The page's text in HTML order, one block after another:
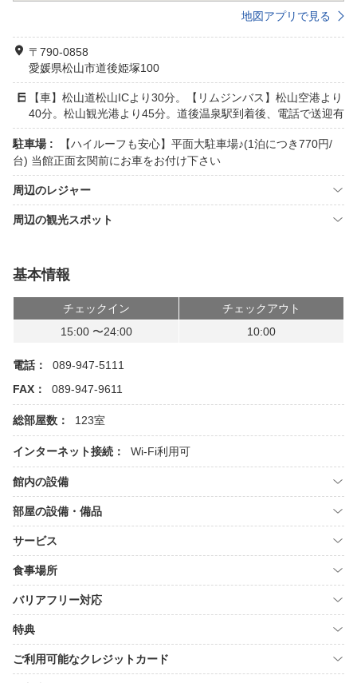
地図アプリで見る
〒790-0858
愛媛県松山市道後姫塚100
【車】松山道松山ICより30分。【リムジンバス】松山空港より
40分。松山観光港より45分。道後温泉駅到着後、電話で送迎有
駐車場 :
【ハイルーフも安心】平面大駐車場♪(1泊につき770円/
台) 当館正面玄関前にお車をお付け下さい
周辺のレジャー
周辺の観光スポット
基本情報
チェックイン
チェックアウト
15:00 〜24:00
10:00
電話：
089-947-5111
FAX：
089-947-9611
総部屋数： 123室
インターネット接続： Wi-Fi利用可
館内の設備
部屋の設備・備品
サービス
食事場所
バリアフリー対応
特典
ご利用可能なクレジットカード